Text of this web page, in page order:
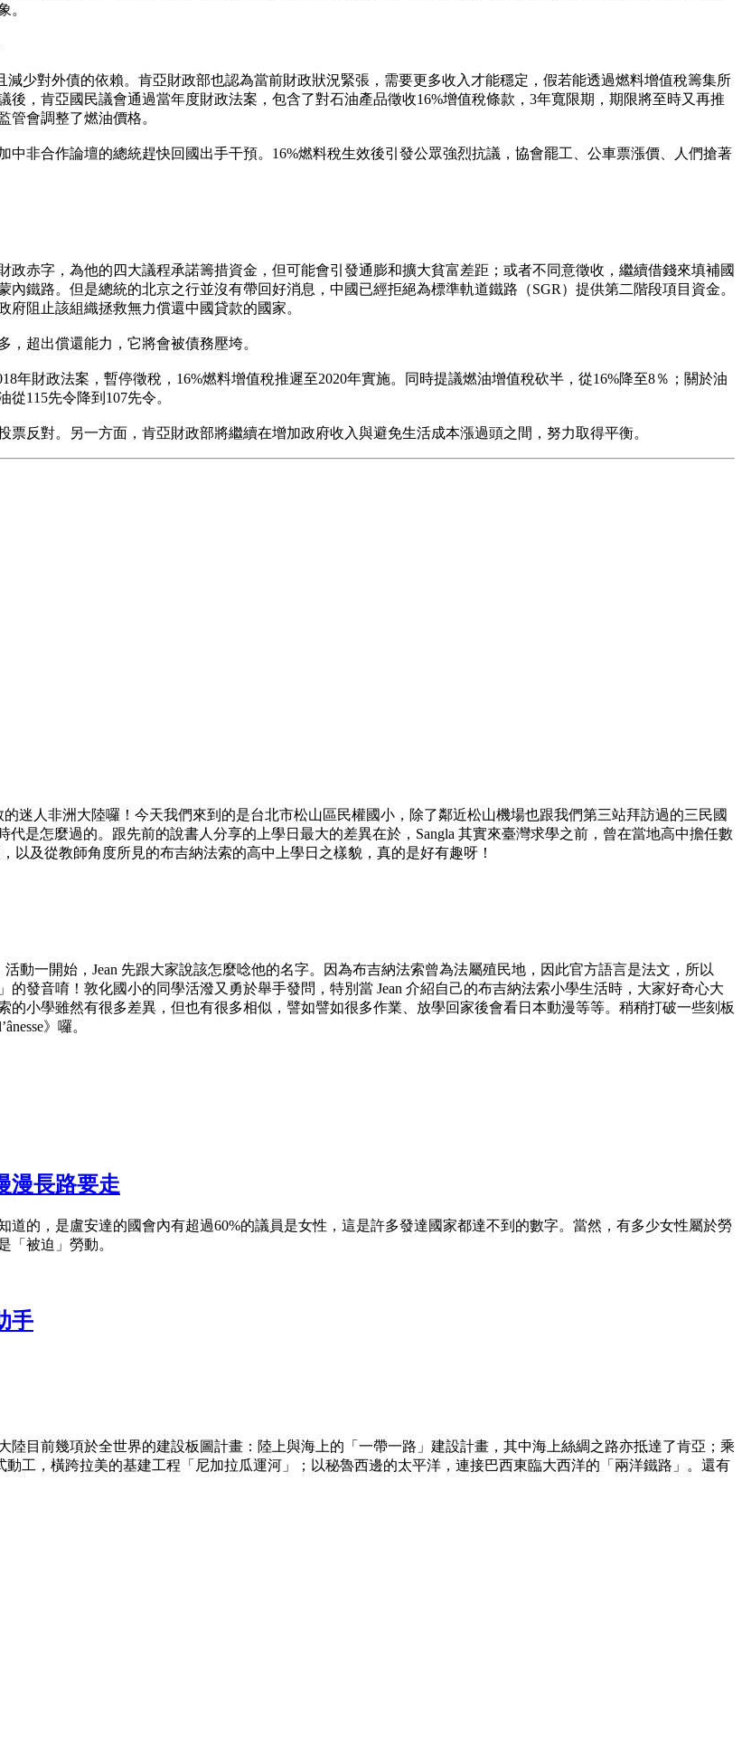
。
少對外債的依賴。肯亞財政部也認為當前財政狀況緊張，需要更多收入才能穩定，假若能透過燃料增值稅籌集所
，肯亞國民議會通過當年度財政法案，包含了對石油產品徵收16%增值稅條款，3年寬限期，期限將至時又再推
管會調整了燃油價格。
非合作論壇的總統趕快回國出手干預。16%燃料稅生效後引發公眾強烈抗議，協會罷工、公車票漲價、人們搶著
赤字，為他的四大議程承諾籌措資金，但可能會引發通膨和擴大貧富差距；或者不同意徵收，繼續借錢來填補國
鐵路。但是總統的北京之行並沒有帶回好消息，中國已經拒絕為標準軌道鐵路（SGR）提供第二階段項目資金。
阻止該組織拯救無力償還中國貸款的國家。
超出償還能力，它將會被債務壓垮。
年財政法案，暫停徵稅，16%燃料增值稅推遲至2020年實施。同時提議燃油增值稅砍半，從16%降至8％；關於油
115先令降到107先令。
反對。另一方面，肯亞財政部將繼續在增加政府收入與避免生活成本漲過頭之間，努力取得平衡。
迷人非洲大陸囉！今天我們來到的是台北市松山區民權國小，除了鄰近松山機場也跟我們第三站拜訪過的三民國
是怎麼過的。跟先前的說書人分享的上學日最大的差異在於，Sangla 其實來臺灣求學之前，曾在當地高中擔任數
及從教師角度所見的布吉納法索的高中上學日之樣貌，真的是好有趣呀！
動一開始，Jean 先跟大家說該怎麼唸他的名字。因為布吉納法索曾為法屬殖民地，因此官方語言是法文，所以
發音唷！敦化國小的同學活潑又勇於舉手發問，特別當 Jean 介紹自己的布吉納法索小學生活時，大家好奇心大
小學雖然有很多差異，但也有很多相似，譬如譬如很多作業、放學回家後會看日本動漫等等。稍稍打破一些刻板
》囉。
漫長路要走
的，是盧安達的國會內有超過60%的議員是女性，這是許多發達國家都達不到的數字。當然，有多少女性屬於勞
「被迫」勞動。
手
目前幾項於全世界的建設板圖計畫：陸上與海上的「一帶一路」建設計畫，其中海上絲綢之路亦抵達了肯亞；乘
工，橫跨拉美的基建工程「尼加拉瓜運河」；以秘魯西邊的太平洋，連接巴西東臨大西洋的「兩洋鐵路」。還有